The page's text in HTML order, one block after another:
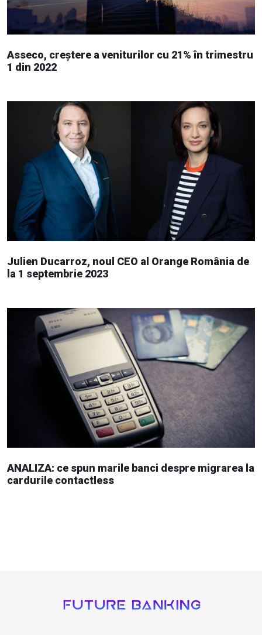
Asseco, creștere a veniturilor cu 21% în trimestru
1 din 2022
Julien Ducarroz, noul CEO al Orange România de
la 1 septembrie 2023
ANALIZA: ce spun marile banci despre migrarea la
cardurile contactless